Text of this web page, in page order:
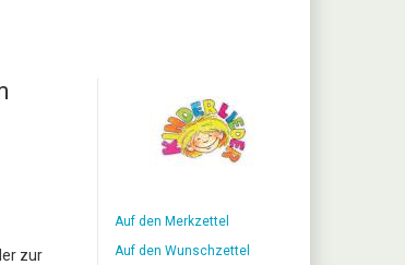
zur
Auf den Merkzettel
Auf den Wunschzettel